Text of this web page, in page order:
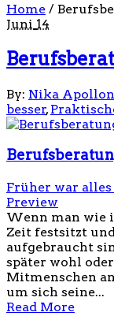
Home /
Juni 14
By: Nika
besser,
Früher war alles
Preview
Wenn man wie
Zeit festsitzt
aufgebraucht
später wohl
Mitmenschen
um sich seine...
Read More